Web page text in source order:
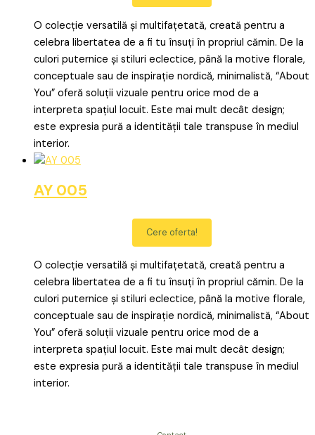
O colecție versatilă și multifațetată, creată pentru a
celebra libertatea de a fi tu însuți în propriul cămin. De la
culori puternice și stiluri eclectice, până la motive florale,
conceptuale sau de inspirație nordică, minimalistă, “About
You” oferă soluții vizuale pentru orice mod de a
interpreta spațiul locuit. Este mai mult decât design;
este expresia pură a identității tale transpuse în mediul
interior.
AY 005
Cere oferta!
O colecție versatilă și multifațetată, creată pentru a
celebra libertatea de a fi tu însuți în propriul cămin. De la
culori puternice și stiluri eclectice, până la motive florale,
conceptuale sau de inspirație nordică, minimalistă, “About
You” oferă soluții vizuale pentru orice mod de a
interpreta spațiul locuit. Este mai mult decât design;
este expresia pură a identității tale transpuse în mediul
interior.